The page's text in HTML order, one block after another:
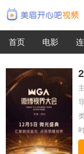
首页 电影